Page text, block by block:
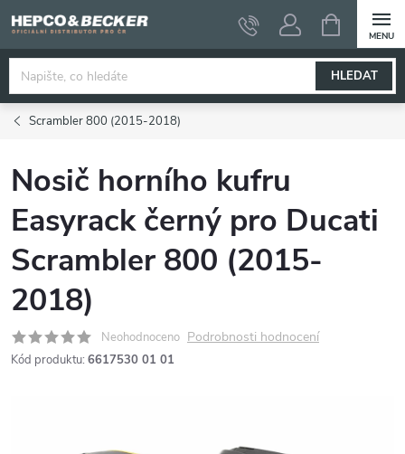
na
obsah
HLEDAT
NÁKUPNÍ
KOŠÍK
Scrambler 800 (2015-2018)
Nosič horního kufru
Easyrack černý pro Ducati
Scrambler 800 (2015-
2018)
Neohodnoceno Podrobnosti hodnocení
Kód produktu: 6617530 01 01